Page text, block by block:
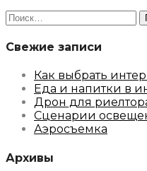
Найти:
Свежие записи
Как выбрать
Еда и напитки в
Дрон для
Сценарии
Аэросъемка
Архивы